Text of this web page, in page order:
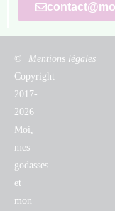
©
Copyright
2017-
2026
Moi,
mes
godasses
et
mon
Mentions légales